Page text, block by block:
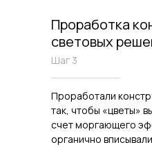
Проработка
световых
Шаг 3
Проработали
так, чтобы «цветы»
счет моргающего
органично